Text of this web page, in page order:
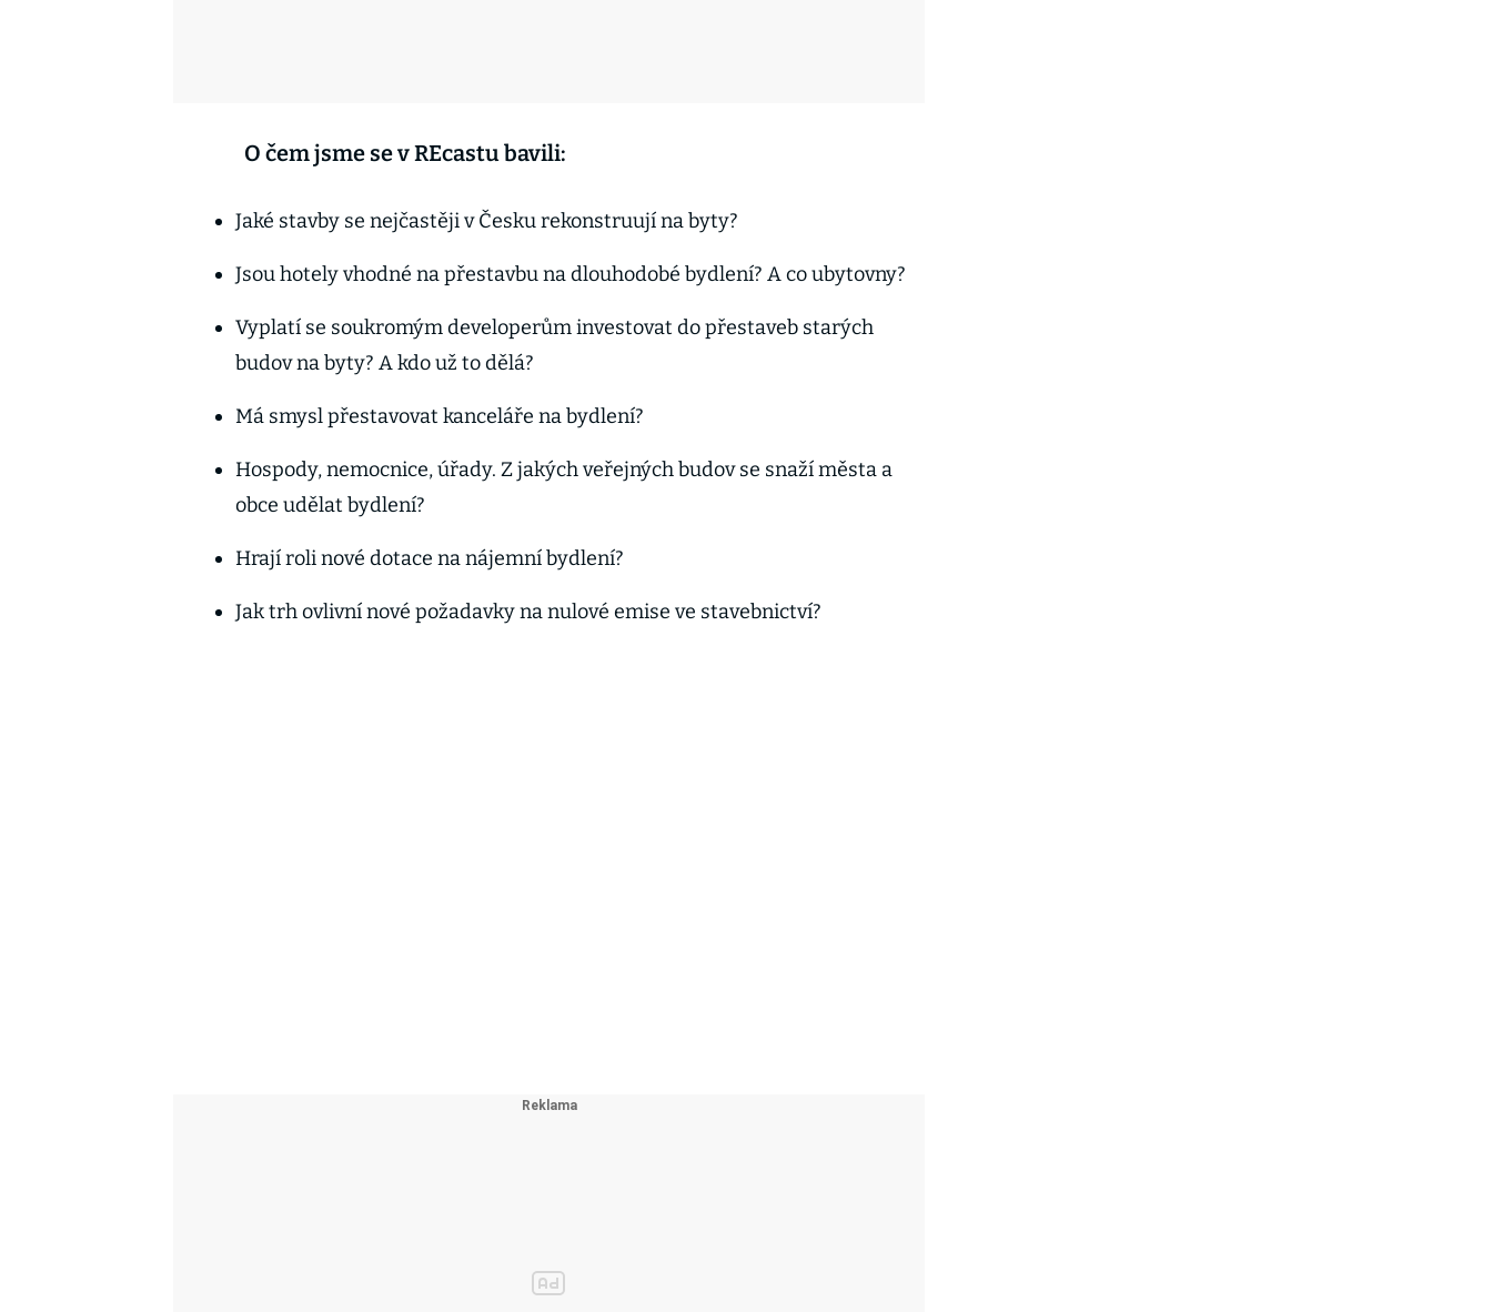
O čem jsme se v REcastu bavili:
Jaké stavby se nejčastěji v Česku rekonstruují na byty?
Jsou hotely vhodné na přestavbu na dlouhodobé bydlení? A co ubytovny?
Vyplatí se soukromým developerům investovat do přestaveb starých
budov na byty? A kdo už to dělá?
Má smysl přestavovat kanceláře na bydlení?
Hospody, nemocnice, úřady. Z jakých veřejných budov se snaží města a
obce udělat bydlení?
Hrají roli nové dotace na nájemní bydlení?
Jak trh ovlivní nové požadavky na nulové emise ve stavebnictví?